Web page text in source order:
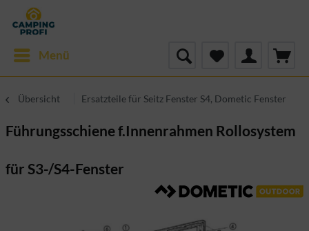
Menü
Übersicht Ersatzteile für Seitz Fenster S4, Dometic Fenster
Führungsschiene f.Innenrahmen Rollosystem
für S3-/S4-Fenster